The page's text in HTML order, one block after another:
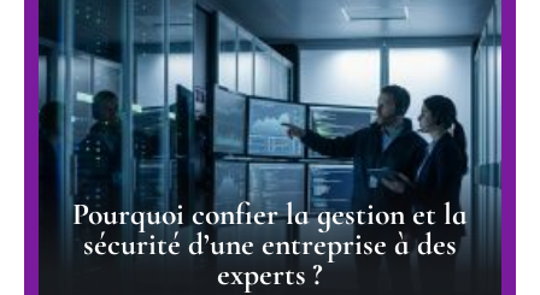
Pourquoi confier la gestion et la
sécurité d’une entreprise à des
experts ?